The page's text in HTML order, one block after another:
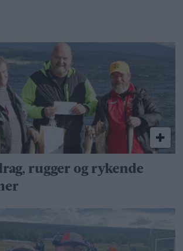
rugger og rykende